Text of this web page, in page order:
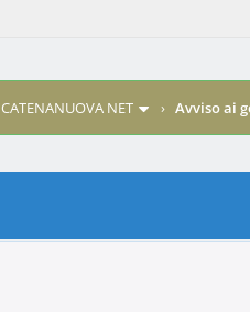
CATENANUOVA NET › Avviso ai